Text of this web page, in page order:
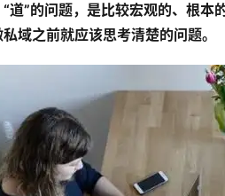
道”的问题，是比较宏观的、根
域之前就应该思考清楚的问题。